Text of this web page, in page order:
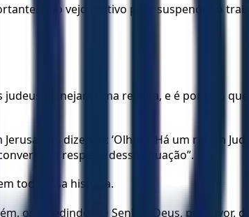
Não vejo motivo para suspender o
judeus planejam uma revolta, e é por isso
dizendo: ‘Olhem! Há um rei em
a respeito dessa situação”.
toda essa história.
orei pedindo: “Ó Senhor Deus, por favor,